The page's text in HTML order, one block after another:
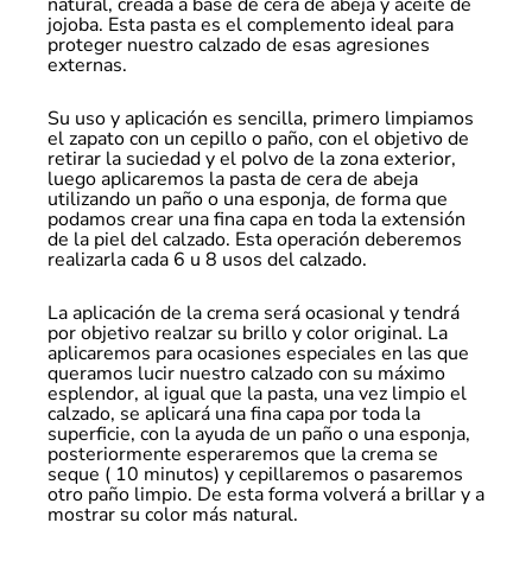
jojoba. Esta pasta es el complemento ideal para
proteger nuestro calzado de esas agresiones
externas.
Su uso y aplicación es sencilla, primero limpiamos
el zapato con un cepillo o paño, con el objetivo de
retirar la suciedad y el polvo de la zona exterior,
luego aplicaremos la pasta de cera de abeja
utilizando un paño o una esponja, de forma que
podamos crear una fina capa en toda la extensión
de la piel del calzado. Esta operación deberemos
realizarla cada 6 u 8 usos del calzado.
La aplicación de la crema será ocasional y tendrá
por objetivo realzar su brillo y color original. La
aplicaremos para ocasiones especiales en las que
queramos lucir nuestro calzado con su máximo
esplendor, al igual que la pasta, una vez limpio el
calzado, se aplicará una fina capa por toda la
superficie, con la ayuda de un paño o una esponja,
posteriormente esperaremos que la crema se
seque ( 10 minutos) y cepillaremos o pasaremos
otro paño limpio. De esta forma volverá a brillar y a
mostrar su color más natural.